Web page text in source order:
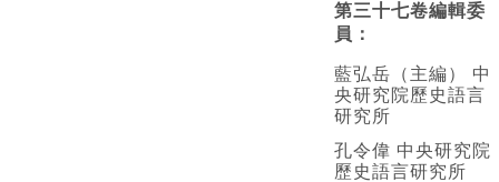
第三十七卷編輯委
員：
藍弘岳（主編） 中
央研究院歷史語言
研究所
孔令偉 中央研究院
歷史語言研究所